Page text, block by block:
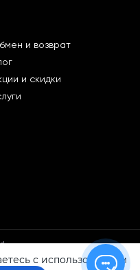
и возврат
и скидки
с использованием